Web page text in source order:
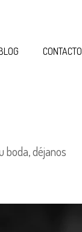
CONTACTO
boda, déjanos